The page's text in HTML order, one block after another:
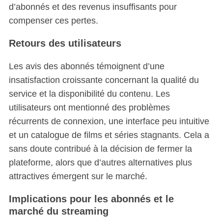
d’abonnés et des revenus insuffisants pour
compenser ces pertes.
Retours des utilisateurs
Les avis des abonnés témoignent d’une
insatisfaction croissante concernant la qualité du
service et la disponibilité du contenu. Les
utilisateurs ont mentionné des problèmes
récurrents de connexion, une interface peu intuitive
et un catalogue de films et séries stagnants. Cela a
sans doute contribué à la décision de fermer la
plateforme, alors que d’autres alternatives plus
attractives émergent sur le marché.
Implications pour les abonnés et le
marché du streaming